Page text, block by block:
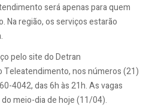
será apenas para quem
Na região, os serviços estarão
pelo site do Detran
Teleatendimento, nos números (21)
4042, das 6h às 21h. As vagas
meio-dia de hoje (11/04).